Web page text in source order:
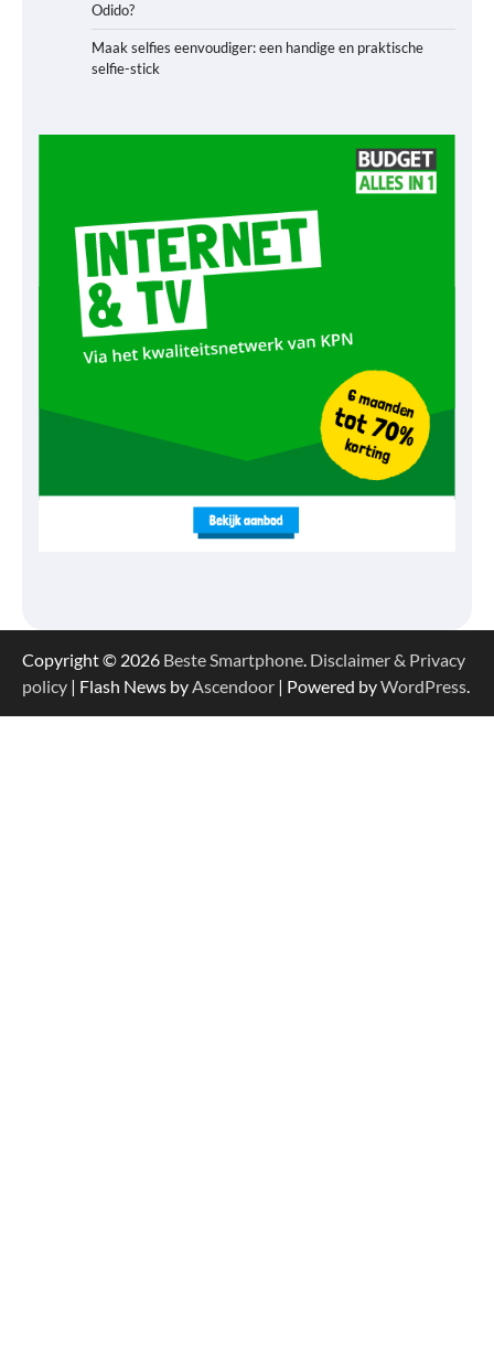
Odido?
Maak selfies eenvoudiger: een handige en praktische
selfie-stick
Copyright © 2026 Beste Smartphone. Disclaimer & Privacy
policy | Flash News byAscendoor | Powered byWordPress.